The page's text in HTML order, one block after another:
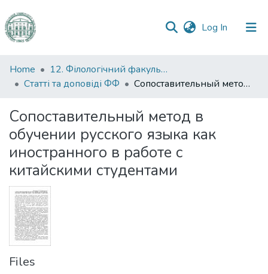
Log In (current)
Communities
&
All of DSpace
Statistics
Home
12. Філологічний факультет
Статті та доповіді ФФ
Сопоставительный метод в обучении русского языка как иностранного в работе с китайскими студентами
Сопоставительный метод в
обучении русского языка как
иностранного в работе с
китайскими студентами
Files